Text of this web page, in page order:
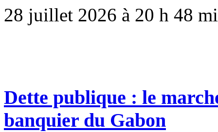
28 juillet 2026 à 20 h 48
Dette publique : le
banquier du Gabon